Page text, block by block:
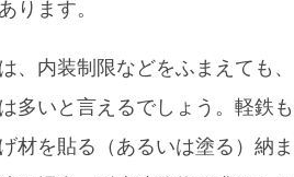
ります。
、内装制限などをふまえても、
多いと言えるでしょう。軽鉄
材を貼る（あるいは塗る）納